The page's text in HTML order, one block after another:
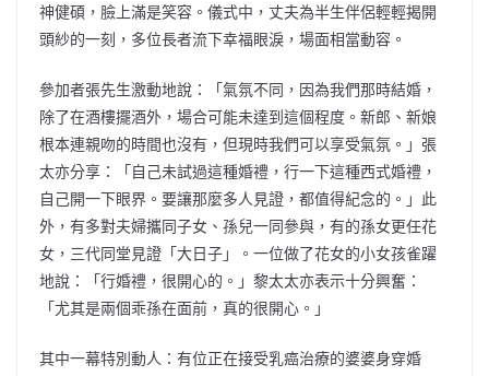
神健碩，臉上滿是笑容。儀式中，丈夫為半生伴侶輕輕揭開
頭紗的一刻，多位長者流下幸福眼淚，場面相當動容。
參加者張先生激動地說：「氣氛不同，因為我們那時結婚，
除了在酒樓擺酒外，場合可能未達到這個程度。新郎、新娘
根本連親吻的時間也沒有，但現時我們可以享受氣氛。」張
太亦分享：「自己未試過這種婚禮，行一下這種西式婚禮，
自己開一下眼界。要讓那麼多人見證，都值得紀念的。」此
外，有多對夫婦攜同子女、孫兒一同參與，有的孫女更任花
女，三代同堂見證「大日子」。一位做了花女的小女孩雀躍
地說：「行婚禮，很開心的。」黎太太亦表示十分興奮：
「尤其是兩個乖孫在面前，真的很開心。」
其中一幕特別動人：有位正在接受乳癌治療的婆婆身穿婚